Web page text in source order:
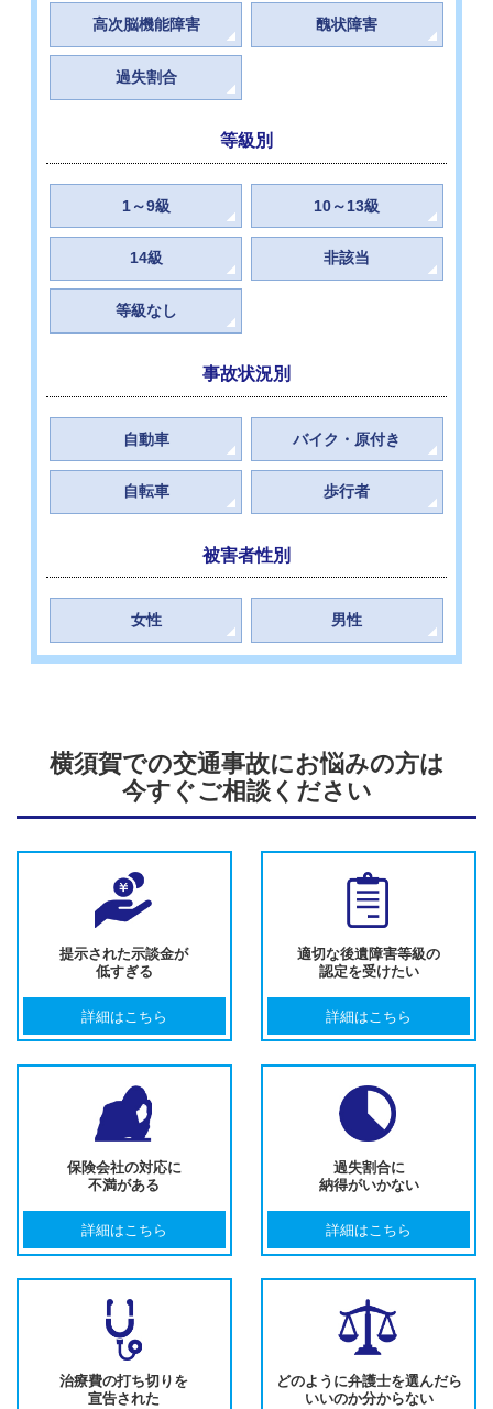
高次脳機能障害 醜状障害
過失割合
等級別
1～9級 10～13級
14級 非該当
等級なし
事故状況別
自動車 バイク・原付き
自転車 歩行者
被害者性別
女性 男性
横須賀での交通事故にお悩みの方は
今すぐご相談ください
提示された示談金が
低すぎる
詳細はこちら
適切な後遺障害等級の
認定を受けたい
詳細はこちら
保険会社の対応に
不満がある
詳細はこちら
過失割合に
納得がいかない
詳細はこちら
治療費の打ち切りを
宣告された
どのように弁護士を選んだら
いいのか分からない